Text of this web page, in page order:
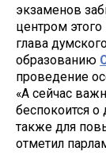
экзаменов
центром
глава
образованию
проведение
«А сейчас
беспокоится о
также для
отметил